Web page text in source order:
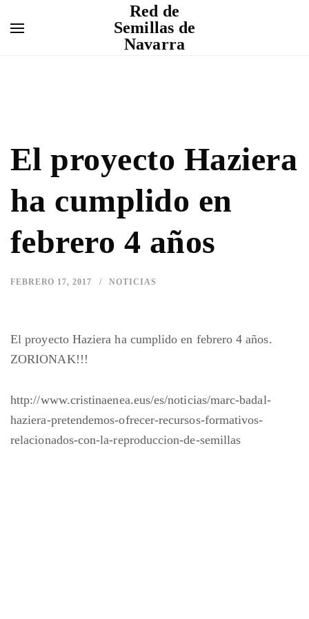
Red de
Semillas de
Navarra
El proyecto Haziera
ha cumplido en
febrero 4 años
FEBRERO 17, 2017 NOTICIAS
El proyecto Haziera ha cumplido en febrero 4 años.
ZORIONAK!!!
http://www.cristinaenea.eus/es/noticias/marc-badal-
haziera-pretendemos-ofrecer-recursos-formativos-
relacionados-con-la-reproduccion-de-semillas